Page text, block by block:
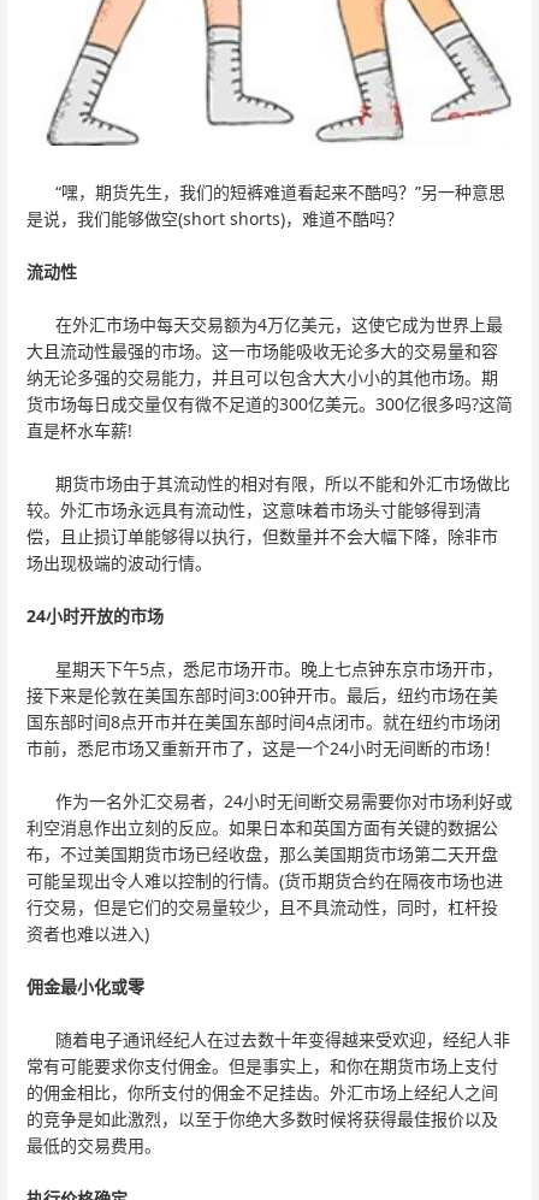
“嘿，期货先生，我们的短裤难道看起来不酷吗？”另一种意思
是说，我们能够做空(short shorts)，难道不酷吗？
流动性
在外汇市场中每天交易额为4万亿美元，这使它成为世界上最
大且流动性最强的市场。这一市场能吸收无论多大的交易量和容
纳无论多强的交易能力，并且可以包含大大小小的其他市场。期
货市场每日成交量仅有微不足道的300亿美元。300亿很多吗?这简
直是杯水车薪!
期货市场由于其流动性的相对有限，所以不能和外汇市场做比
较。外汇市场永远具有流动性，这意味着市场头寸能够得到清
偿，且止损订单能够得以执行，但数量并不会大幅下降，除非市
场出现极端的波动行情。
24小时开放的市场
星期天下午5点，悉尼市场开市。晚上七点钟东京市场开市，
接下来是伦敦在美国东部时间3:00钟开市。最后，纽约市场在美
国东部时间8点开市并在美国东部时间4点闭市。就在纽约市场闭
市前，悉尼市场又重新开市了，这是一个24小时无间断的市场！
作为一名外汇交易者，24小时无间断交易需要你对市场利好或
利空消息作出立刻的反应。如果日本和英国方面有关键的数据公
布，不过美国期货市场已经收盘，那么美国期货市场第二天开盘
可能呈现出令人难以控制的行情。(货币期货合约在隔夜市场也进
行交易，但是它们的交易量较少，且不具流动性，同时，杠杆投
资者也难以进入)
佣金最小化或零
随着电子通讯经纪人在过去数十年变得越来受欢迎，经纪人非
常有可能要求你支付佣金。但是事实上，和你在期货市场上支付
的佣金相比，你所支付的佣金不足挂齿。外汇市场上经纪人之间
的竞争是如此激烈，以至于你绝大多数时候将获得最佳报价以及
最低的交易费用。